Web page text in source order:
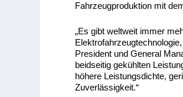
Fahrzeugproduktion mit
„Es gibt weltweit immer
President und General
beidseitig gekühlten
höhere Leistungsdichte,
Zuverlässigkeit.“